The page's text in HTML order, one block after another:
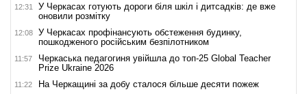
12:31
У Черкасах готують дороги біля шкіл і дитсадків: де вже
оновили розмітку
12:08
У Черкасах профінансують обстеження будинку,
пошкодженого російським безпілотником
11:57
Черкаська педагогиня увійшла до топ-25 Global Teacher
Prize Ukraine 2026
11:22 На Черкащині за добу сталося більше десяти пожеж